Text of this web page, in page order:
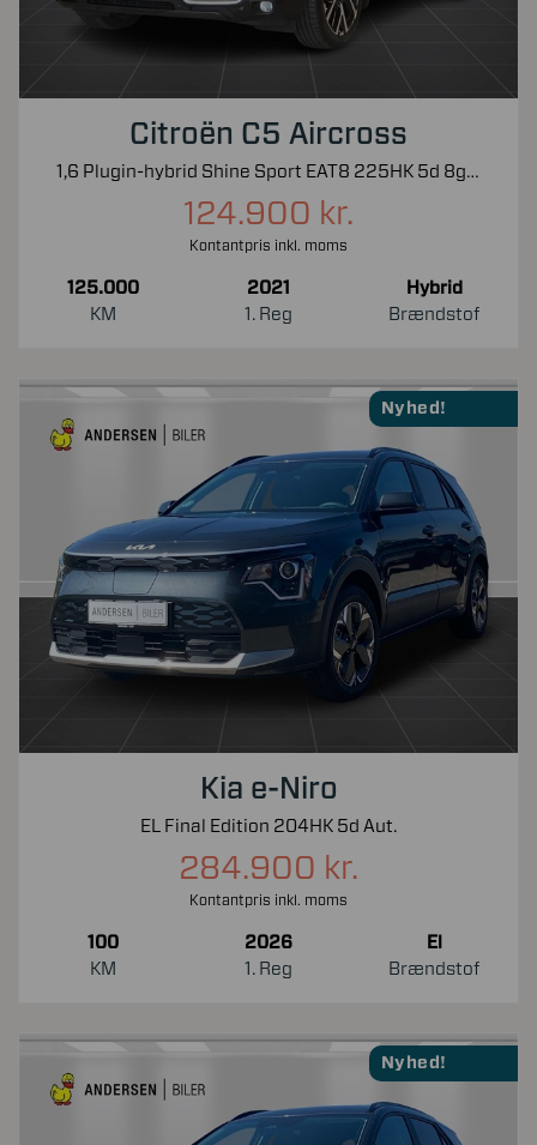
Citroën C5 Aircross
1,6 Plugin-hybrid Shine Sport EAT8 225HK 5d 8g Aut.
124.900 kr.
Kontantpris inkl. moms
125.000
KM
2021
1. Reg
Hybrid
Brændstof
Nyhed!
Kia e-Niro
EL Final Edition 204HK 5d Aut.
284.900 kr.
Kontantpris inkl. moms
100
KM
2026
1. Reg
El
Brændstof
Nyhed!